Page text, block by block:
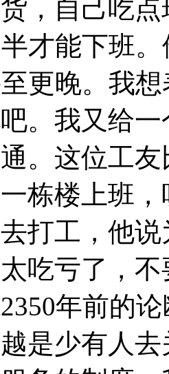
，自己吃
才能下班
更晚。我
。我又给
。这位工友
栋楼上班
打工，他
吃亏了，
2350年前的
是少有人